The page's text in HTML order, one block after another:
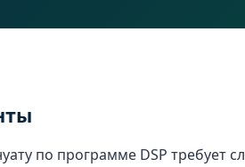
по программе DSP